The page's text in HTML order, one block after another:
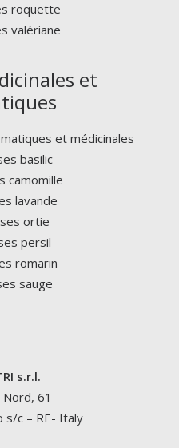
roquette
valériane
et
et médicinales
basilic
camomille
lavande
ortie
persil
romarin
sauge
s.r.l.
Nord, 61
s/c – RE- Italy